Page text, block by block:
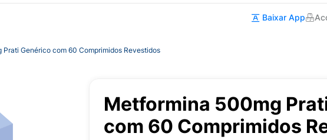
Baixar App
Prati Genérico com 60 Comprimidos Revestidos
Metformina 500mg
com 60 Comprimidos